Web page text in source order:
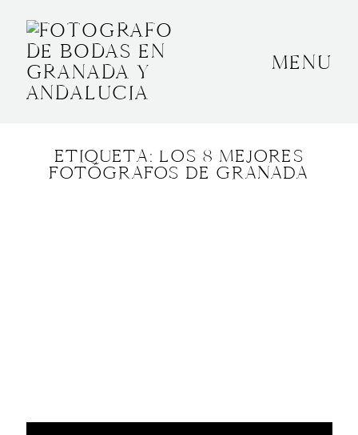
MENU
ETIQUETA: LOS 8 MEJORES
FOTÓGRAFOS DE GRANADA
BODAS